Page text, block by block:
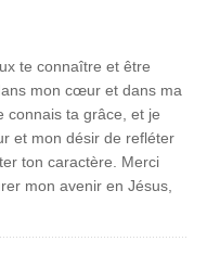
te connaître et être
mon cœur et dans ma
connais ta grâce, et je
et mon désir de refléter
ton caractère. Merci
mon avenir en Jésus,